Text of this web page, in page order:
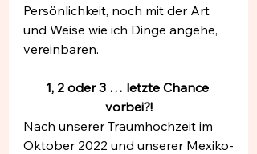
Persönlichkeit, noch mit der Art
und Weise wie ich Dinge angehe,
vereinbaren.
1, 2 oder 3 … letzte Chance
vorbei?!
Nach unserer Traumhochzeit im
Oktober 2022 und unserer Mexiko-